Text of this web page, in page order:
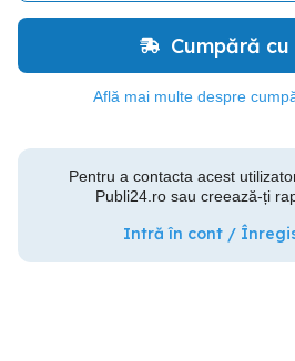
Cumpără
Află mai multe despre
Pentru a contacta acest
Publi24.ro sau creează-ți
Intră în cont /